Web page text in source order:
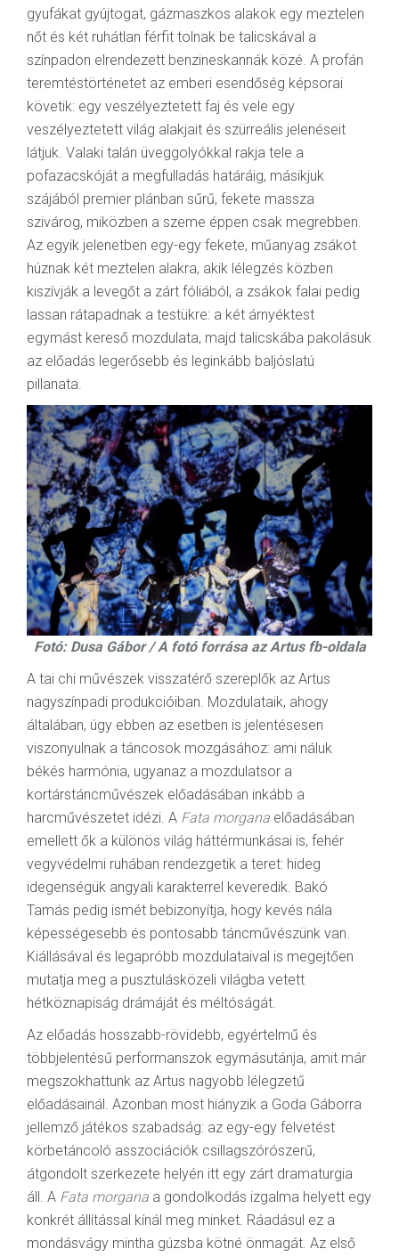
gyufákat gyújtogat, gázmaszkos alakok egy meztelen
nőt és két ruhátlan férfit tolnak be talicskával a
színpadon elrendezett benzineskannák közé. A profán
teremtéstörténetet az emberi esendőség képsorai
követik: egy veszélyeztetett faj és vele egy
veszélyeztetett világ alakjait és szürreális jelenéseit
látjuk. Valaki talán üveggolyókkal rakja tele a
pofazacskóját a megfulladás határáig, másikjuk
szájából premier plánban sűrű, fekete massza
szivárog, miközben a szeme éppen csak megrebben.
Az egyik jelenetben egy-egy fekete, műanyag zsákot
húznak két meztelen alakra, akik lélegzés közben
kiszívják a levegőt a zárt fóliából, a zsákok falai pedig
lassan rátapadnak a testükre: a két árnyéktest
egymást kereső mozdulata, majd talicskába pakolásuk
az előadás legerősebb és leginkább baljóslatú
pillanata.
Fotó: Dusa Gábor / A fotó forrása az Artus fb-oldala
A tai chi művészek visszatérő szereplők az Artus
nagyszínpadi produkcióiban. Mozdulataik, ahogy
általában, úgy ebben az esetben is jelentésesen
viszonyulnak a táncosok mozgásához: ami náluk
békés harmónia, ugyanaz a mozdulatsor a
kortárstáncművészek előadásában inkább a
harcművészetet idézi. A Fata morgana előadásában
emellett ők a különös világ háttérmunkásai is, fehér
vegyvédelmi ruhában rendezgetik a teret: hideg
idegenségük angyali karakterrel keveredik. Bakó
Tamás pedig ismét bebizonyítja, hogy kevés nála
képességesebb és pontosabb táncművészünk van.
Kiállásával és legapróbb mozdulataival is megejtően
mutatja meg a pusztulásközeli világba vetett
hétköznapiság drámáját és méltóságát.
Az előadás hosszabb-rövidebb, egyértelmű és
többjelentésű performanszok egymásutánja, amit már
megszokhattunk az Artus nagyobb lélegzetű
előadásainál. Azonban most hiányzik a Goda Gáborra
jellemző játékos szabadság: az egy-egy felvetést
körbetáncoló asszociációk csillagszórószerű,
átgondolt szerkezete helyén itt egy zárt dramaturgia
áll. A Fata morgana a gondolkodás izgalma helyett egy
konkrét állítással kínál meg minket. Ráadásul ez a
mondásvágy mintha gúzsba kötné önmagát. Az első